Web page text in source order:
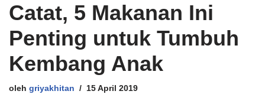
Catat, 5 Makanan Ini
Penting untuk Tumbuh
Kembang Anak
oleh griyakhitan 15 April 2019